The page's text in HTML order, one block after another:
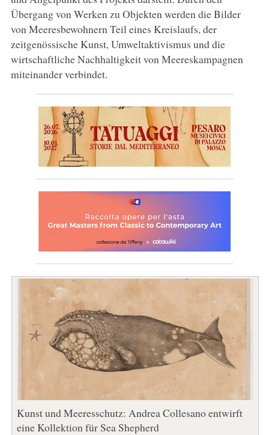
Übergang von Werken zu Objekten werden die Bilder
von Meeresbewohnern Teil eines Kreislaufs, der
zeitgenössische Kunst, Umweltaktivismus und die
wirtschaftliche Nachhaltigkeit von Meereskampagnen
miteinander verbindet.
Kunst und Meeresschutz: Andrea Collesano entwirft
eine Kollektion für Sea Shepherd